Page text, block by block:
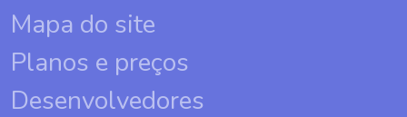
Mapa do site
Planos e preços
Desenvolvedores